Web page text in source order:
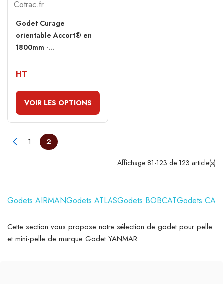
Godet Curage
orientable Accort® en
1800mm -...
HT
VOIR LES OPTIONS
Affichage 81-123 de 123 article(s)
1 2
Godets AIRMANGodets ATLASGodets BOBCATGodets
Cette section vous propose notre sélection de godet pour pelle
et mini-pelle de marque Godet YANMAR